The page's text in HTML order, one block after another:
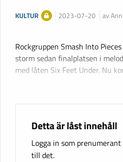
KULTUR 2023-07-20 av
Rockgruppen Smash Into
storm sedan finalplatsen i
med låten Six Feet Under. Nu
Detta är låst innehåll
Logga in som
till det.